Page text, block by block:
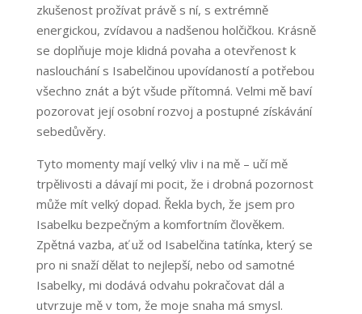
zkušenost prožívat právě s ní, s extrémně
energickou, zvídavou a nadšenou holčičkou. Krásně
se doplňuje moje klidná povaha a otevřenost k
naslouchání s Isabelčinou upovídaností a potřebou
všechno znát a být všude přítomná. Velmi mě baví
pozorovat její osobní rozvoj a postupné získávání
sebedůvěry.
Tyto momenty mají velký vliv i na mě – učí mě
trpělivosti a dávají mi pocit, že i drobná pozornost
může mít velký dopad. Řekla bych, že jsem pro
Isabelku bezpečným a komfortním člověkem.
Zpětná vazba, ať už od Isabelčina tatínka, který se
pro ni snaží dělat to nejlepší, nebo od samotné
Isabelky, mi dodává odvahu pokračovat dál a
utvrzuje mě v tom, že moje snaha má smysl.